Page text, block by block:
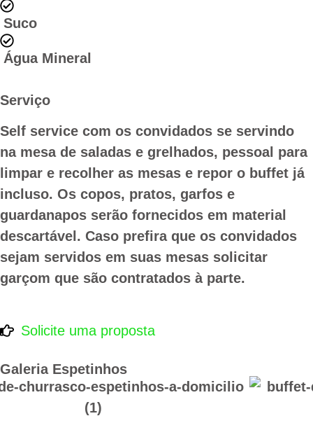
Suco
Água Mineral
Serviço
Self service com os convidados se servindo
na mesa de saladas e grelhados, pessoal para
limpar e recolher as mesas e repor o buffet já
incluso. Os copos, pratos, garfos e
guardanapos serão fornecidos em material
descartável . Caso prefira que os convidados
sejam servidos em suas mesas solicitar
garçom que são contratados à parte.
Solicite uma proposta
Galeria Espetinhos